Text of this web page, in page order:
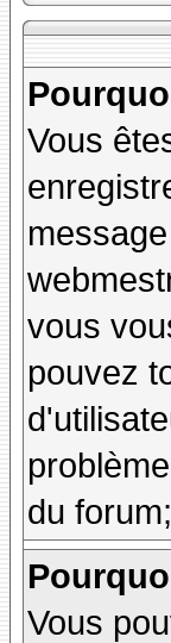
Vous
vous
pouvez
du
Vous